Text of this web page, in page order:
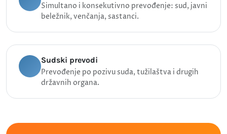
Simultano i konsekutivno prevođenje: sud, javni
beležnik, venčanja, sastanci.
Sudski prevodi
Prevođenje po pozivu suda, tužilaštva i drugih
državnih organa.